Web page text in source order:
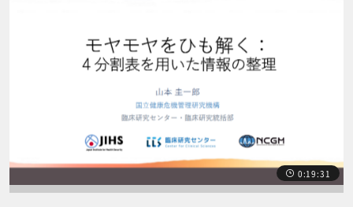
0:19:31